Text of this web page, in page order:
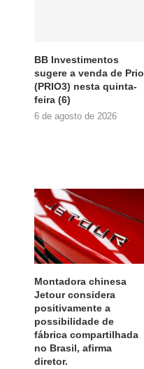
BB Investimentos
sugere a venda de Prio
(PRIO3) nesta quinta-
feira (6)
6 de agosto de 2026
Montadora chinesa
Jetour considera
positivamente a
possibilidade de
fábrica compartilhada
no Brasil, afirma
diretor.